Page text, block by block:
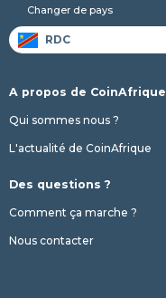
Changer de pays
A propos de CoinAfrique
Qui sommes nous ?
L'actualité de CoinAfrique
Des questions ?
Comment ça marche ?
Nous contacter